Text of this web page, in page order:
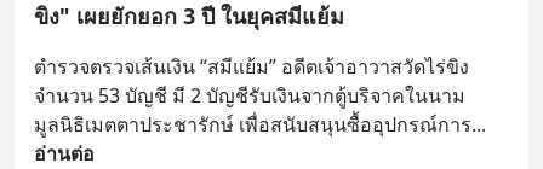
ขิง" เผยยักยอก 3 ปี ในยุคสมีแย้ม
ตำรวจตรวจเส้นเงิน “สมีแย้ม” อดีตเจ้าอาวาสวัดไร่ขิง
จำนวน 53 บัญชี มี 2 บัญชีรับเงินจากตู้บริจาคในนาม
มูลนิธิเมตตาประชารักษ์ เพื่อสนับสนุนซื้ออุปกรณ์การ
อ่านต่อ